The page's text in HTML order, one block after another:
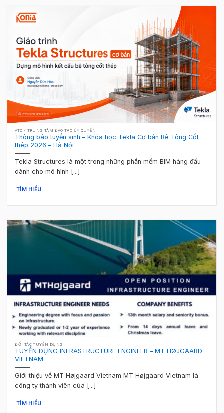
ATC - TRUNG TÂM ĐÀO TẠO ỦY QUYỀN
Thông báo tuyển sinh – Khóa học Tekla Cơ bản Bê Tông Cốt
thép 2026 – Hà Nội
Tekla Structures là một trong những phần mềm BIM hàng đầu
dành cho mô hình [...]
TÌM HIỂU
ĐỐI TÁC TUYỂN DỤNG
TUYỂN DỤNG INFRASTRUCTURE ENGINEER – MT HØJGAARD
VIETNAM
Giới thiệu về MT Højgaard Vietnam MT Højgaard Vietnam là
công ty thành viên của [...]
TÌM HIỂU